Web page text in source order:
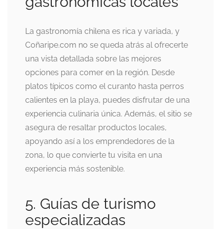
La gastronomía chilena es rica y variada, y
Coñaripe.com no se queda atrás al ofrecerte
una vista detallada sobre las mejores
opciones para comer en la región. Desde
platos típicos como el curanto hasta perros
calientes en la playa, puedes disfrutar de una
experiencia culinaria única. Además, el sitio se
asegura de resaltar productos locales,
apoyando así a los emprendedores de la
zona, lo que convierte tu visita en una
experiencia más sostenible.
5. Guías de turismo
especializadas